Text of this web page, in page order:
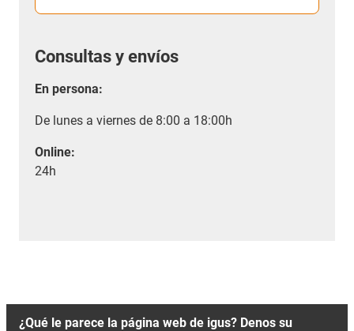
Consultas y envíos
En persona:
De lunes a viernes de 8:00 a 18:00h
Online:
24h
¿Qué le parece la página web de igus? Denos su